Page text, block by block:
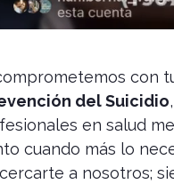
con
del Suicidio
en salud
cuando más lo
a nosotros;